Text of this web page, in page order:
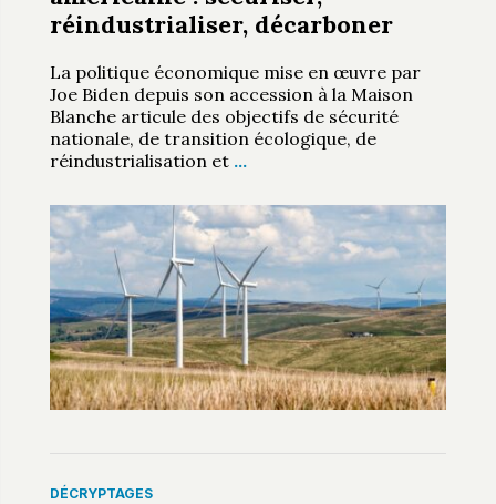
réindustrialiser, décarboner
La politique économique mise en œuvre par
Joe Biden depuis son accession à la Maison
Blanche articule des objectifs de sécurité
nationale, de transition écologique, de
réindustrialisation et …
DÉCRYPTAGES